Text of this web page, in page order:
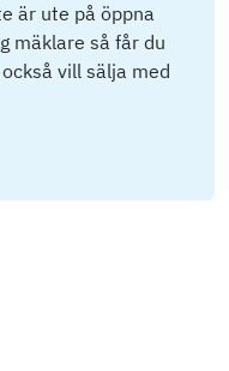
är ute på öppna
mäklare så får du
vill sälja med